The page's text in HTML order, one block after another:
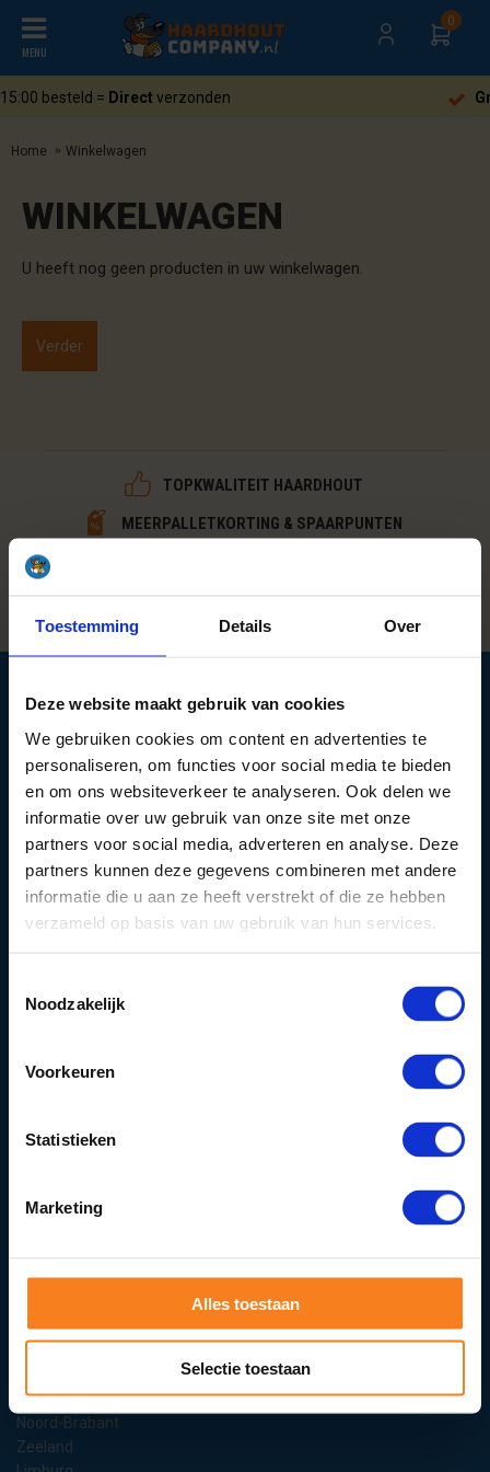
Toestemming Details Over
Deze website maakt gebruik van cookies
We gebruiken cookies om content en advertenties te
personaliseren, om functies voor social media te bieden
en om ons websiteverkeer te analyseren. Ook delen we
informatie over uw gebruik van onze site met onze
partners voor social media, adverteren en analyse. Deze
partners kunnen deze gegevens combineren met andere
informatie die u aan ze heeft verstrekt of die ze hebben
verzameld op basis van uw gebruik van hun services.
Noodzakelijk
Voorkeuren
Statistieken
Marketing
Alles toestaan
Selectie toestaan
MENU
0
Gratis verzending heel
Home Winkelwagen
WINKELWAGEN
U heeft nog geen producten in uw winkelwagen.
Verder
TOPKWALITEIT HAARDHOUT
MEERPALLETKORTING & SPAARPUNTEN
Producten
Haardhoutcompany.nl
Over ons
Klantenservice
Contact
Veelgestelde vragen
Haardhout kiezen
Haardhout kopen
Kachelhout kopen
Brandhout kopen
Haardhout kopen in:
Noord-Holland
Gelderland
Noord-Brabant
Zeeland